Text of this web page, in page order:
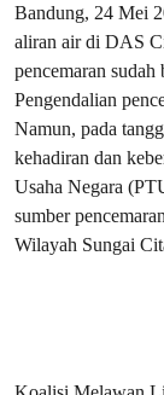
Bandung, 24 Mei
aliran air di DAS
pencemaran sudah
Pengendalian
Namun, pada
kehadiran dan
Usaha Negara
sumber
Wilayah Sungai